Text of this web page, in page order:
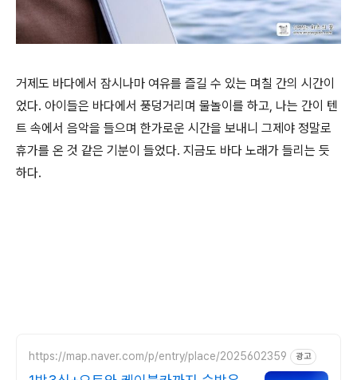
거제도 바다에서 잠시나마 여유를 즐길 수 있는 며칠 간의 시간이
었다. 아이들은 바다에서 풍덩거리며 물놀이를 하고, 나는 간이 텐
트 속에서 음악을 들으며 한가로운 시간을 보내니 그제야 정말로
휴가를 온 것 같은 기분이 들었다. 지금도 바다 노래가 들리는 듯
하다.
https://map.naver.com/p/entry/place/2025602359 광고